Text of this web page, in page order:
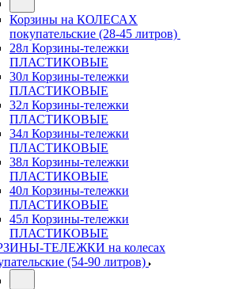
Корзины на КОЛЕСАХ
покупательские (28-45 литров)
28л Корзины-тележки
ПЛАСТИКОВЫЕ
30л Корзины-тележки
ПЛАСТИКОВЫЕ
32л Корзины-тележки
ПЛАСТИКОВЫЕ
34л Корзины-тележки
ПЛАСТИКОВЫЕ
38л Корзины-тележки
ПЛАСТИКОВЫЕ
40л Корзины-тележки
ПЛАСТИКОВЫЕ
45л Корзины-тележки
ПЛАСТИКОВЫЕ
ТЕЛЕЖКИ на колесах
(54-90 литров)